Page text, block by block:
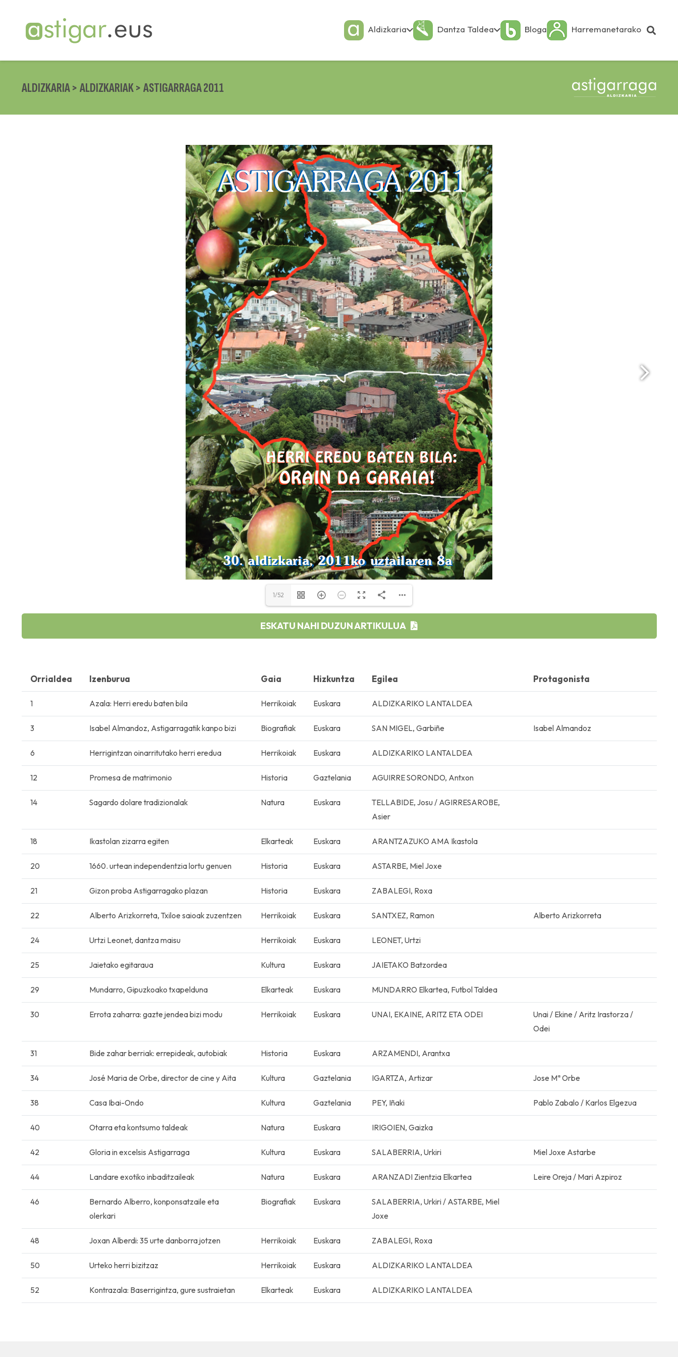
Aldizkaria Dantza Taldea Bloga Harremanetarako
ALDIZKARIA >ALDIZKARIAK >ASTIGARRAGA 2011
1/52
ESKATU NAHI DUZUN ARTIKULUA
Orrialdea Izenburua Gaia Hizkuntza Egilea Protagonista
1 Azala: Herri eredu baten bila Herrikoiak Euskara ALDIZKARIKO LANTALDEA
3 Isabel Almandoz, Astigarragatik kanpo bizi Biografiak Euskara SAN MIGEL, Garbiñe Isabel Almandoz
6 Herrigintzan oinarritutako herri eredua Herrikoiak Euskara ALDIZKARIKO LANTALDEA
12 Promesa de matrimonio Historia Gaztelania AGUIRRE SORONDO, Antxon
14 Sagardo dolare tradizionalak Natura Euskara
TELLABIDE, Josu / AGIRRESAROBE,
Asier
18 Ikastolan zizarra egiten Elkarteak Euskara ARANTZAZUKO AMA Ikastola
20 1660. urtean independentzia lortu genuen Historia Euskara ASTARBE, Miel Joxe
21 Gizon proba Astigarragako plazan Historia Euskara ZABALEGI, Roxa
22 Alberto Arizkorreta, Txiloe saioak zuzentzen Herrikoiak Euskara SANTXEZ, Ramon Alberto Arizkorreta
24 Urtzi Leonet, dantza maisu Herrikoiak Euskara LEONET, Urtzi
25 Jaietako egitaraua Kultura Euskara JAIETAKO Batzordea
29 Mundarro, Gipuzkoako txapelduna Elkarteak Euskara MUNDARRO Elkartea, Futbol Taldea
30 Errota zaharra: gazte jendea bizi modu Herrikoiak Euskara UNAI, EKAINE, ARITZ ETA ODEI
Unai / Ekine / Aritz Irastorza /
Odei
31 Bide zahar berriak: errepideak, autobiak Historia Euskara ARZAMENDI, Arantxa
34 José Maria de Orbe, director de cine y Aita Kultura Gaztelania IGARTZA, Artizar Jose Mª Orbe
38 Casa Ibai-Ondo Kultura Gaztelania PEY, Iñaki Pablo Zabalo / Karlos Elgezua
40 Otarra eta kontsumo taldeak Natura Euskara IRIGOIEN, Gaizka
42 Gloria in excelsis Astigarraga Kultura Euskara SALABERRIA, Urkiri Miel Joxe Astarbe
44 Landare exotiko inbaditzaileak Natura Euskara ARANZADI Zientzia Elkartea Leire Oreja / Mari Azpiroz
46
Bernardo Alberro, konponsatzaile eta
olerkari
Biografiak Euskara
SALABERRIA, Urkiri / ASTARBE, Miel
Joxe
48 Joxan Alberdi: 35 urte danborra jotzen Herrikoiak Euskara ZABALEGI, Roxa
50 Urteko herri bizitzaz Herrikoiak Euskara ALDIZKARIKO LANTALDEA
52 Kontrazala: Baserrigintza, gure sustraietan Elkarteak Euskara ALDIZKARIKO LANTALDEA